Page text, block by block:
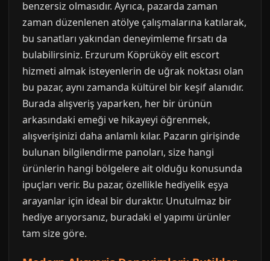
benzersiz olmasıdır. Ayrıca, pazarda zaman
zaman düzenlenen atölye çalışmalarına katılarak,
bu sanatları yakından deneyimleme fırsatı da
bulabilirsiniz. Erzurum Köprüköy elit escort
hizmeti almak isteyenlerin de uğrak noktası olan
bu pazar, aynı zamanda kültürel bir keşif alanıdır.
Burada alışveriş yaparken, her bir ürünün
arkasındaki emeği ve hikayeyi öğrenmek,
alışverişinizi daha anlamlı kılar. Pazarın girişinde
bulunan bilgilendirme panoları, size hangi
ürünlerin hangi bölgelere ait olduğu konusunda
ipuçları verir. Bu pazar, özellikle hediyelik eşya
arayanlar için ideal bir duraktır. Unutulmaz bir
hediye arıyorsanız, buradaki el yapımı ürünler
tam size göre.